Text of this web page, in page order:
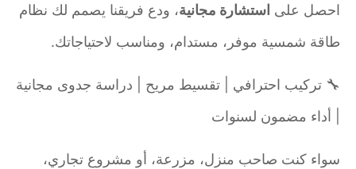
احصل علىاستشارة مجانية، ودع فريقنا يصمم لك نظام
طاقة شمسية موفر، مستدام، ومناسب لاحتياجاتك.
🔧 تركيب احترافي | تقسيط مريح | دراسة جدوى مجانية
| أداء مضمون لسنوات
سواء كنت صاحب منزل، مزرعة، أو مشروع تجاري،